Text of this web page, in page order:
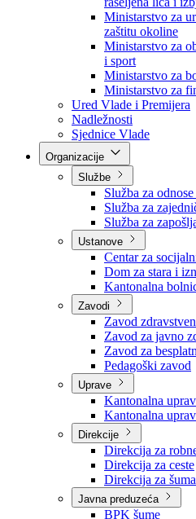
Ministarstvo za
Ministarstvo za
raseljena lica i
Ministarstvo za
zaštitu okoline
Ministarstvo za
i sport
Ministarstvo za
Ministarstvo za
Ured Vlade i Premijera
Nadležnosti
Sjednice Vlade
Službe
Služba za odnose
Služba za
Služba za
Ustanove
Centar za socijalni
Dom za stara i
Kantonalna
Zavodi
Zavod
Zavod za javno
Zavod za
Pedagoški zavod
Uprave
Kantonalna
Kantonalna
Direkcije
Direkcija za robne
Direkcija za ceste